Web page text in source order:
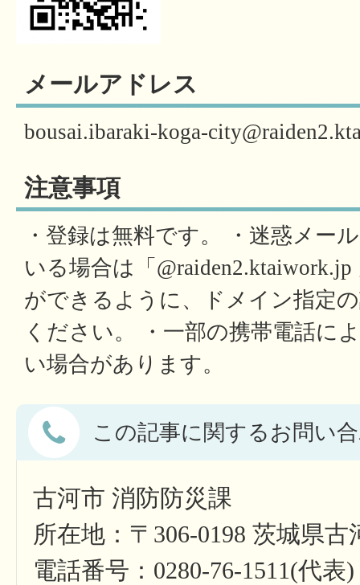
メールアドレス
bousai.ibaraki-koga-
注意事項
・登録は無料です。 ・迷惑メー
いる場合は「
ができるように、ドメイン指定
ください。 ・一部の携帯電話に
い場合があります。
この記事に関するお問い
古河市 消防防災課
所在地：〒306-0198 茨城県古
電話番号：0280-76-1511(代表)